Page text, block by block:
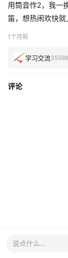
用筒音作2，我一
笛，想热闹欢快就
1个月前
学习交流
评论
说点什么...